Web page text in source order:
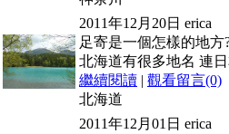
2011年12月20日 erica
足寄是一個怎樣的地方
北海道有很多地名 連
繼續閱讀 | 觀看留言(0)
北海道
2011年12月01日 erica